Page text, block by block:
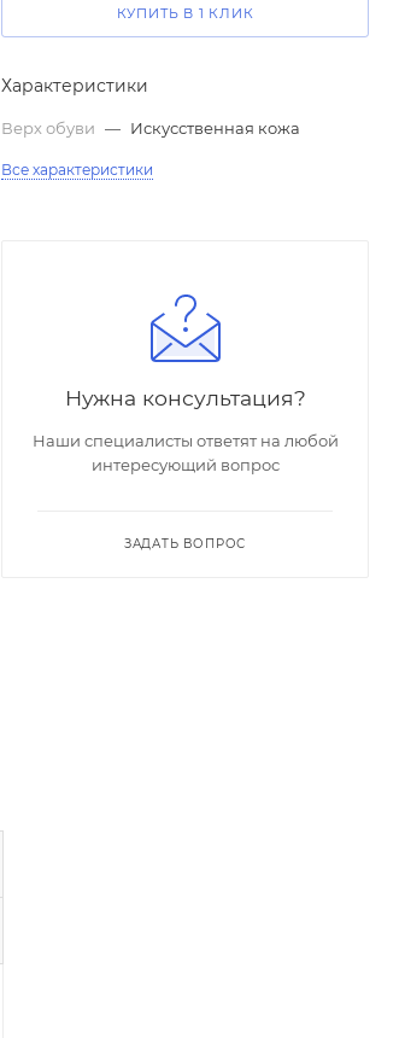
КУПИТЬ В 1 КЛИК
Характеристики
Верх обуви — Искусственная кожа
Все характеристики
Нужна консультация?
Наши специалисты ответят на любой
интересующий вопрос
ЗАДАТЬ ВОПРОС